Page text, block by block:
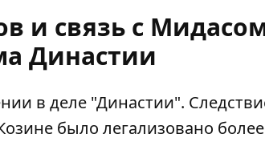
и связь с
Династии
в деле "Династии".
было легализовано